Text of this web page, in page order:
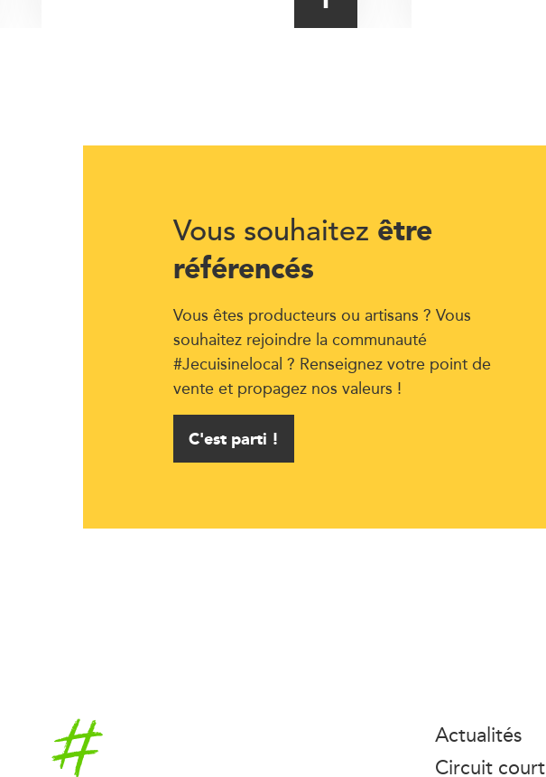
Vous souhaitez être
référencés
Vous êtes producteurs ou artisans ? Vous
souhaitez rejoindre la communauté
#Jecuisinelocal ? Renseignez votre point de
vente et propagez nos valeurs !
C'est parti !
Accueil
Actualités
Circuit court